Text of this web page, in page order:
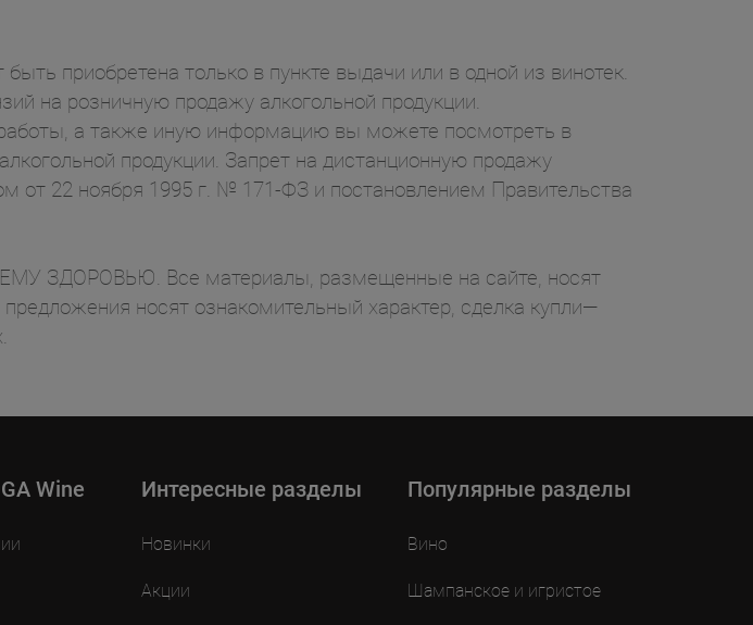
приобретена только в пункте выдачи или в одной из винотек.
на розничную продажу алкогольной продукции.
а также иную информацию вы можете посмотреть в
продукции. Запрет на дистанционную продажу
от 22 ноября 1995 г. № 171-ФЗ и постановлением Правительства
Все материалы, размещенные на сайте, носят
носят ознакомительный характер, сделка купли—
Wine Интересные разделы
Новинки
Акции
Популярные разделы
Вино
Шампанское и игристое